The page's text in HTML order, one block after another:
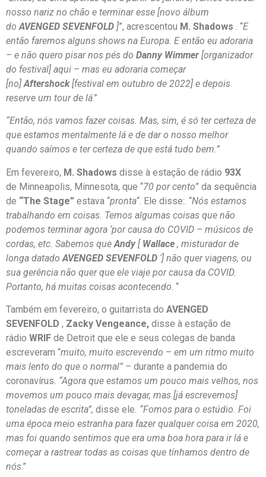
nosso nariz no chão e terminar esse [novo álbum
do AVENGED SEVENFOLD ]”, acrescentou M. Shadows . “E
então faremos alguns shows na Europa. E então eu adoraria
– e não quero pisar nos pés do Danny Wimmer [organizador
do festival] aqui – mas eu adoraria começar
[no] Aftershock[festival em outubro de 2022] e depois
reserve um tour de lá.”
“Então, nós vamos fazer coisas. Mas, sim, é só ter certeza de
que estamos mentalmente lá e de dar o nosso melhor
quando saímos e ter certeza de que está tudo bem.”
Em fevereiro, M. Shadows disse à estação de rádio 93X
de Minneapolis, Minnesota, que “70 por cento” da sequência
de “The Stage” estava “pronta“. Ele disse:. “Nós estamos
trabalhando em coisas. Temos algumas coisas que não
podemos terminar agora ‘por causa do COVID – músicos de
cordas, etc. Sabemos que Andy[ Wallace , misturador de
longa datado AVENGED SEVENFOLD ‘] não quer viagens, ou
sua gerência não quer que ele viaje por causa da COVID.
Portanto, há muitas coisas acontecendo . “
Também em fevereiro, o guitarrista do AVENGED
SEVENFOLD , Zacky Vengeance, disse à estação de
rádio WRIF de Detroit que ele e seus colegas de banda
escreveram “muito, muito escrevendo – em um ritmo muito
mais lento do que o normal” – durante a pandemia do
coronavírus. “Agora que estamos um pouco mais velhos, nos
movemos um pouco mais devagar, mas [já escrevemos]
toneladas de escrita”, disse ele. “Fomos para o estúdio. Foi
uma época meio estranha para fazer qualquer coisa em 2020,
mas foi quando sentimos que era uma boa hora para ir lá e
começar a rastrear todas as coisas que tínhamos dentro de
nós.”